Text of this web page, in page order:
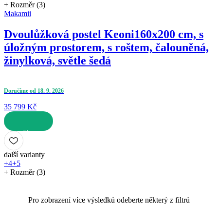
+ Rozměr (3)
Makamii
Dvoulůžková postel Keoni160x200 cm, s
úložným prostorem, s roštem, čalouněná,
žinylková, světle šedá
Doručíme od 18. 9. 2026
35 799 Kč
DO KOŠÍKU
další varianty
+4+5
+ Rozměr (3)
Pro zobrazení více výsledků odeberte některý z filtrů